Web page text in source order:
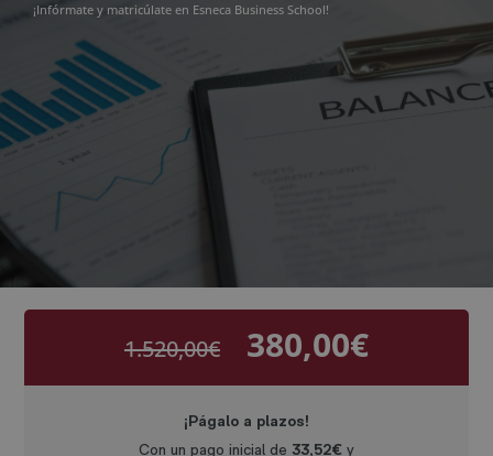
¡Infórmate y matricúlate en Esneca Business School!
1.520,00€
era:
1.520,00€.
380,00€El